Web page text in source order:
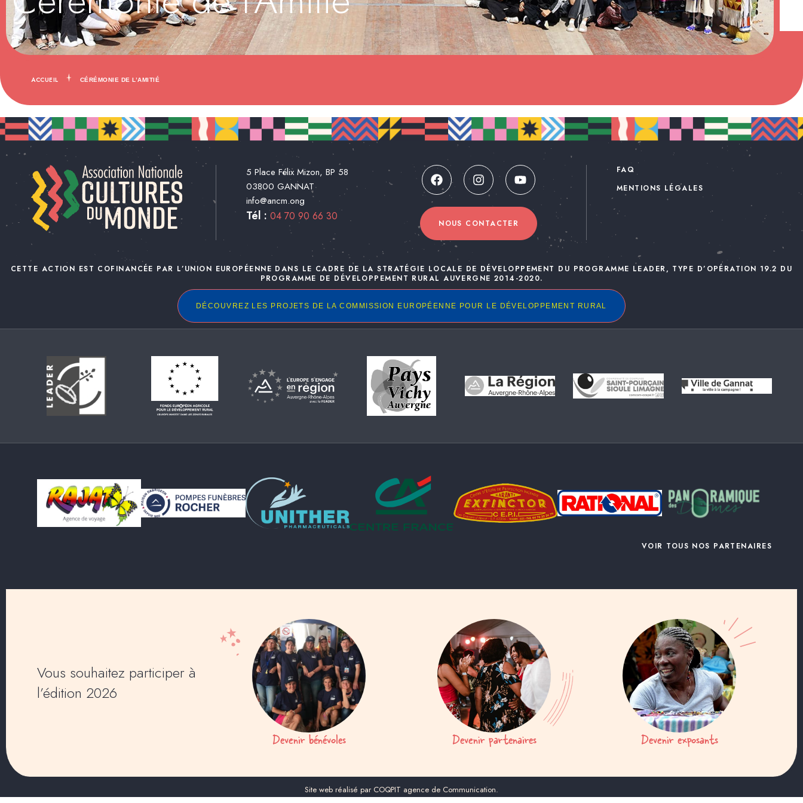
ACCUEIL CÉRÉMONIE DE L’AMITIÉ
5 Place Félix Mizon, BP 58
03800 GANNAT
info@ancm.ong
Tél : 04 70 90 66 30
NOUS CONTACTER
FAQ
MENTIONS LÉGALES
CETTE ACTION EST COFINANCÉE PAR L’UNION EUROPÉENNE DANS LE CADRE DE LA STRATÉGIE LOCALE DE DÉVELOPPEMENT DU PROGRAMME LEADER, TYPE D’OPÉRATION 19.2 DU
PROGRAMME DE DÉVELOPPEMENT RURAL AUVERGNE 2014-2020.
DÉCOUVREZ LES PROJETS DE LA COMMISSION EUROPÉENNE POUR LE DÉVELOPPEMENT RURAL
VOIR TOUS NOS PARTENAIRES
Vous souhaitez participer à
l’édition 2026
Devenir bénévoles Devenir partenaires Devenir exposants
Site web réalisé par COQPIT agence de Communication.